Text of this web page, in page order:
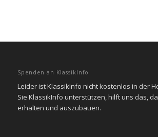
Spenden an KlassikInfo
Leider ist KlassikInfo nicht kostenlos in der
Sie KlassikInfo unterstützen, hilft uns das,
erhalten und auszubauen.